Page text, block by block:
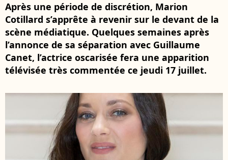
Après une période de discrétion, Marion
Cotillard s’apprête à revenir sur le devant de la
scène médiatique. Quelques semaines après
l’annonce de sa séparation avec Guillaume
Canet, l’actrice oscarisée fera une apparition
télévisée très commentée ce jeudi 17 juillet.